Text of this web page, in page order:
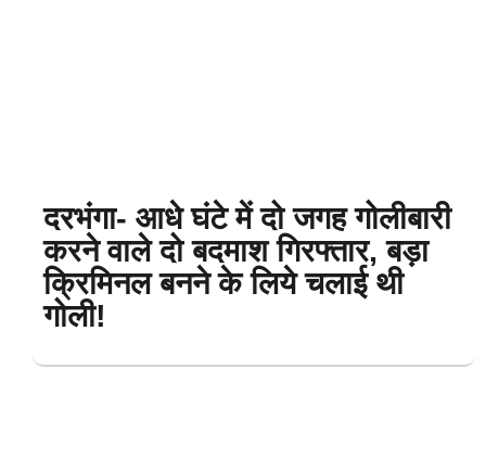
दरभंगा- आधे घंटे में दो जगह गोलीबारी
करने वाले दो बदमाश गिरफ्तार, बड़ा
क्रिमिनल बनने के लिये चलाई थी
गोली!